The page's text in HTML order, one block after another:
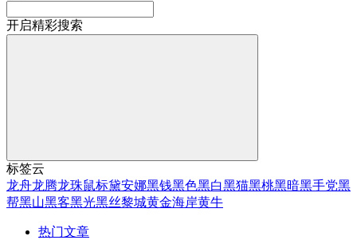
开启精彩搜索
标签云
龙舟龙腾龙珠鼠标黛安娜黑钱黑色黑白黑猫黑桃黑暗黑手党黑
帮黑山黑客黑光黑丝黎城黄金海岸黄牛
热门文章